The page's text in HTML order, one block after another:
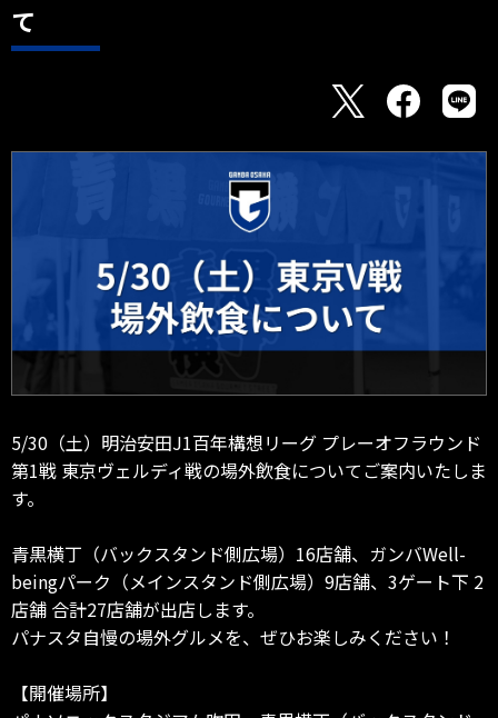
て
5/30（土）明治安田J1百年構想リーグ プレーオフラウンド
第1戦 東京ヴェルディ戦の場外飲食についてご案内いたしま
す。
青黒横丁（バックスタンド側広場）16店舗、ガンバWell-
beingパーク（メインスタンド側広場）9店舗、3ゲート下 2
店舗 合計27店舗が出店します。
パナスタ自慢の場外グルメを、ぜひお楽しみください！
【開催場所】